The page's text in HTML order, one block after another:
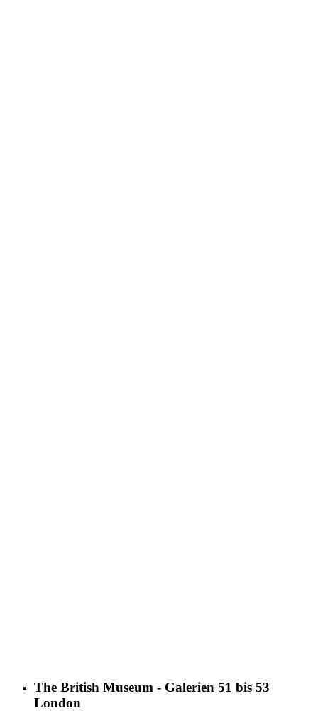
The British Museum - Galerien 51 bis 53
London